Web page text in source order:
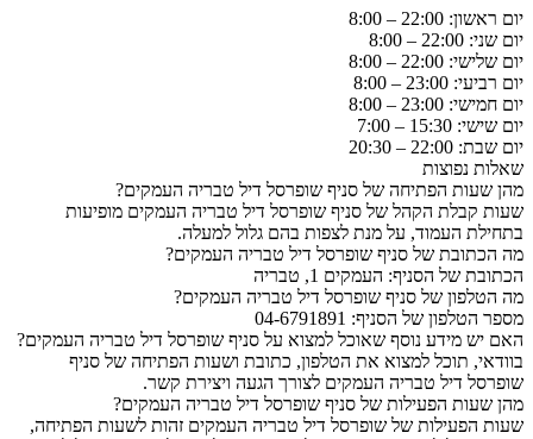
יום ראשון: 22:00 – 8:00
יום שני: 22:00 – 8:00
יום שלישי: 22:00 – 8:00
יום רביעי: 23:00 – 8:00
יום חמישי: 23:00 – 8:00
יום שישי: 15:30 – 7:00
יום שבת: 22:00 – 20:30
שאלות נפוצות
מהן שעות הפתיחה של סניף שופרסל דיל טבריה העמקים?
שעות קבלת הקהל של סניף שופרסל דיל טבריה העמקים מופיעות
בתחילת העמוד, על מנת לצפות בהם גלול למעלה.
מה הכתובת של סניף שופרסל דיל טבריה העמקים?
הכתובת של הסניף: העמקים 1, טבריה
מה הטלפון של סניף שופרסל דיל טבריה העמקים?
מספר הטלפון של הסניף: 04-6791891
האם יש מידע נוסף שאוכל למצוא על סניף שופרסל דיל טבריה העמקים?
בוודאי, תוכל למצוא את הטלפון, כתובת ושעות הפתיחה של סניף
שופרסל דיל טבריה העמקים לצורך הגעה ויצירת קשר.
מהן שעות הפעילות של סניף שופרסל דיל טבריה העמקים?
שעות הפעילות של שופרסל דיל טבריה העמקים זהות לשעות הפתיחה,